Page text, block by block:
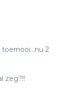
2
zeg?!!